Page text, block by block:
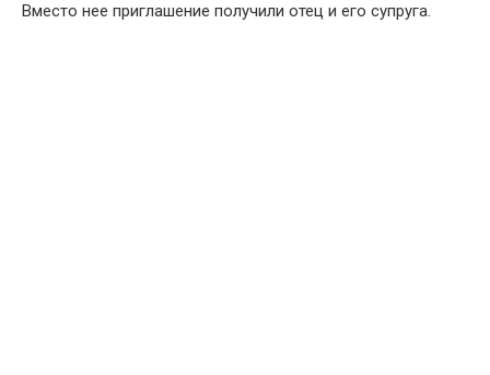
Вместо нее приглашение получили отец и его супруга.